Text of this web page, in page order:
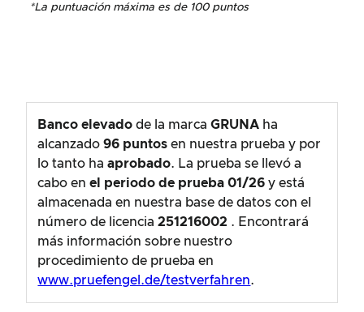
*La puntuación máxima es de 100 puntos
Banco elevado de la marcaGRUNA ha
alcanzado 96 puntos en nuestra prueba y por
lo tanto haaprobado. La prueba se llevó a
cabo enel periodo de prueba 01/26 y está
almacenada en nuestra base de datos con el
número de licencia251216002 . Encontrará
más información sobre nuestro
procedimiento de prueba en
www.pruefengel.de/testverfahren.